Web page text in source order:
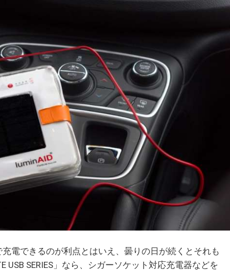
電できるのが利点とはいえ、曇りの日が続くとそれも
USB SERIES」なら、シガーソケット対応充電器などを